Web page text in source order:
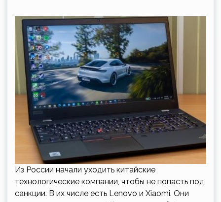
Из России начали уходить китайские
технологические компании, чтобы не попасть под
санкции. В их числе есть Lenovo и Xiaomi. Они